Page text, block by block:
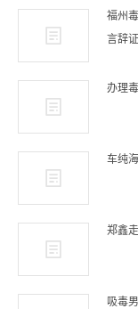
福州
言辞
办理
车纯
郑鑫
吸毒